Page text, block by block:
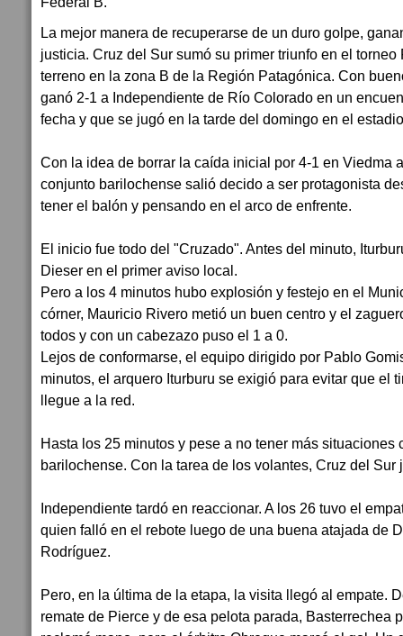
La mejor manera de recuperarse de un duro golpe,
justicia. Cruz del Sur sumó su primer triunfo en el torneo
terreno en la zona B de la Región Patagónica. Con
ganó 2-1 a Independiente de Río Colorado en un
fecha y que se jugó en la tarde del domingo en el
Con la idea de borrar la caída inicial por 4-1 en Viedma
conjunto barilochense salió decido a ser protagonista
tener el balón y pensando en el arco de enfrente.
El inicio fue todo del "Cruzado". Antes del minuto,
Dieser en el primer aviso local.
Pero a los 4 minutos hubo explosión y festejo en el
córner, Mauricio Rivero metió un buen centro y el
todos y con un cabezazo puso el 1 a 0.
Lejos de conformarse, el equipo dirigido por Pablo
minutos, el arquero Iturburu se exigió para evitar que el
llegue a la red.
Hasta los 25 minutos y pese a no tener más situaciones
barilochense. Con la tarea de los volantes, Cruz del Sur
Independiente tardó en reaccionar. A los 26 tuvo el
quien falló en el rebote luego de una buena atajada de
Rodríguez.
Pero, en la última de la etapa, la visita llegó al empate.
remate de Pierce y de esa pelota parada, Basterrechea